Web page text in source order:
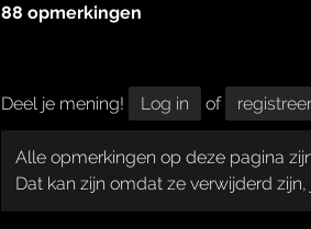
88 opmerkingen
Deel je mening! Log in of registreer
Alle opmerkingen op deze pagina
Dat kan zijn omdat ze verwijderd